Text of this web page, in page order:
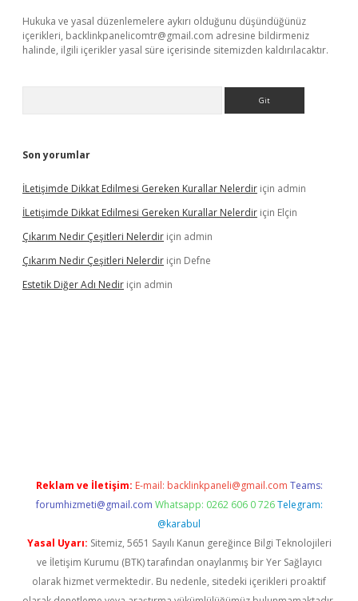
Hukuka ve yasal düzenlemelere aykırı olduğunu düşündüğünüz
içerikleri, backlinkpanelicomtr@gmail.com adresine bildirmeniz
halinde, ilgili içerikler yasal süre içerisinde sitemizden kaldırılacaktır.
Son yorumlar
İLetişimde Dikkat Edilmesi Gereken Kurallar Nelerdir için admin
İLetişimde Dikkat Edilmesi Gereken Kurallar Nelerdir için Elçin
Çıkarım Nedir Çeşitleri Nelerdir için admin
Çıkarım Nedir Çeşitleri Nelerdir için Defne
Estetik Diğer Adı Nedir için admin
Reklam ve İletişim: E-mail: backlinkpaneli@gmail.com Teams:
forumhizmeti@gmail.com Whatsapp: 0262 606 0 726 Telegram:
@karabul
Yasal Uyarı: Sitemiz, 5651 Sayılı Kanun gereğince Bilgi Teknolojileri
ve İletişim Kurumu (BTK) tarafından onaylanmış bir Yer Sağlayıcı
olarak hizmet vermektedir. Bu nedenle, sitedeki içerikleri proaktif